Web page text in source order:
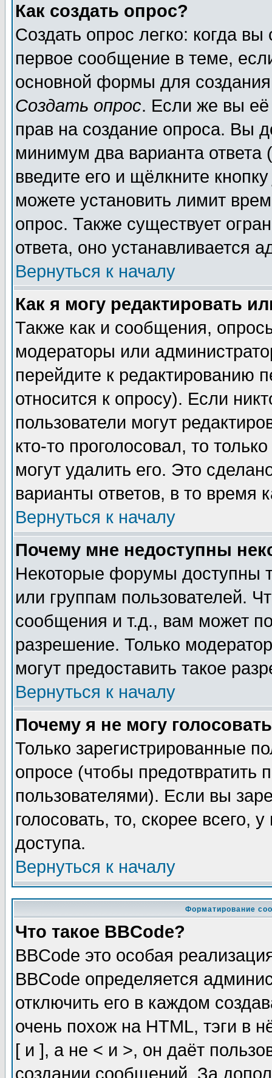
Как создать опрос?
Создать опрос легко: когда
первое сообщение в теме,
основной формы для
Создать опрос. Если же вы её
прав на создание опроса. Вы
минимум два варианта ответа
введите его и щёлкните
можете установить лимит
опрос. Также существует
ответа, оно устанавливается
Вернуться к началу
Как я могу редактировать
Также как и сообщения,
модераторы или
перейдите к редактированию
относится к опросу). Если
пользователи могут
кто-то проголосовал, то
могут удалить его. Это
варианты ответов, в то время
Вернуться к началу
Почему мне недоступны
Некоторые форумы доступны
или группам пользователей.
сообщения и т.д., вам может
разрешение. Только
могут предоставить такое
Вернуться к началу
Почему я не могу
Только зарегистрированные
опросе (чтобы предотвратить
пользователями). Если вы
голосовать, то, скорее всего,
доступа.
Вернуться к началу
Форматирование
Что такое BBCode?
BBCode это особая
BBCode определяется
отключить его в каждом
очень похож на HTML, тэги в
[ и ], а не < и >, он даёт
создании сообщений. За